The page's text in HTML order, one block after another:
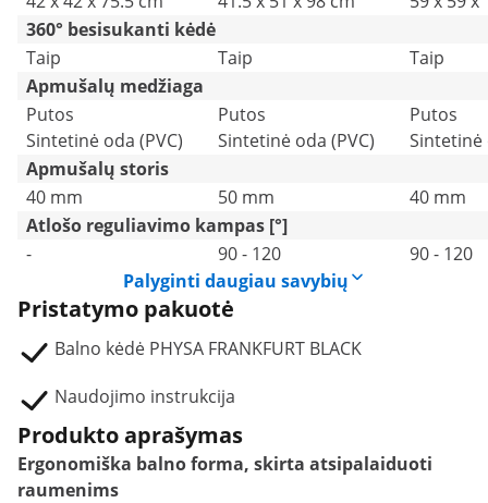
360° besisukanti kėdė
Taip
Taip
Taip
Apmušalų medžiaga
Putos
Sintetinė oda (PVC)
Putos
Sintetinė oda (PVC)
Putos
Sintetinė
Apmušalų storis
40 mm
50 mm
40 mm
Atlošo reguliavimo kampas [°]
-
90 - 120
90 - 120
Palyginti daugiau savybių
Pristatymo pakuotė
Balno kėdė PHYSA FRANKFURT BLACK
Naudojimo instrukcija
Produkto aprašymas
Ergonomiška balno forma, skirta atsipalaiduoti
raumenims